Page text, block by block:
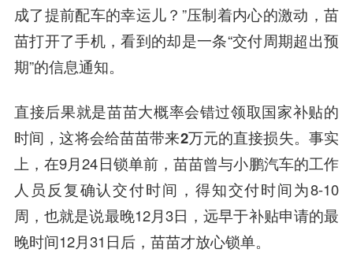
成了提前配车的幸运儿？”压制着内心的激动，苗
苗打开了手机，看到的却是一条“交付周期超出预
期”的信息通知。
直接后果就是苗苗大概率会错过领取国家补贴的
时间，这将会给苗苗带来2万元的直接损失。 事实
上，在9月24日锁单前，苗苗曾与小鹏汽车的工作
人员反复确认交付时间，得知交付时间为8-10
周，也就是说最晚12月3日，远早于补贴申请的最
晚时间12月31日后，苗苗才放心锁单。